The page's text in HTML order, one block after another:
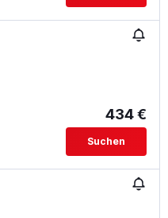
434 €
Suchen